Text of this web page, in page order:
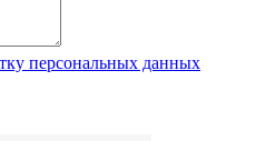
персональных данных